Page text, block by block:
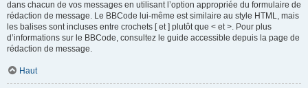
dans chacun de vos messages en utilisant l’option appropriée du formulaire de
rédaction de message. Le BBCode lui-même est similaire au style HTML, mais
les balises sont incluses entre crochets [ et ] plutôt que < et >. Pour plus
d’informations sur le BBCode, consultez le guide accessible depuis la page de
rédaction de message.
Haut